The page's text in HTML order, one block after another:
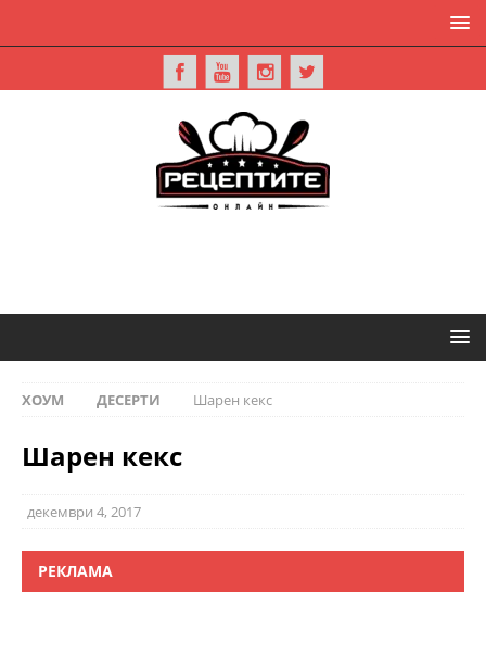
ХОУМ ДЕСЕРТИ Шарен кекс
Шарен кекс
декември 4, 2017
РЕКЛАМА